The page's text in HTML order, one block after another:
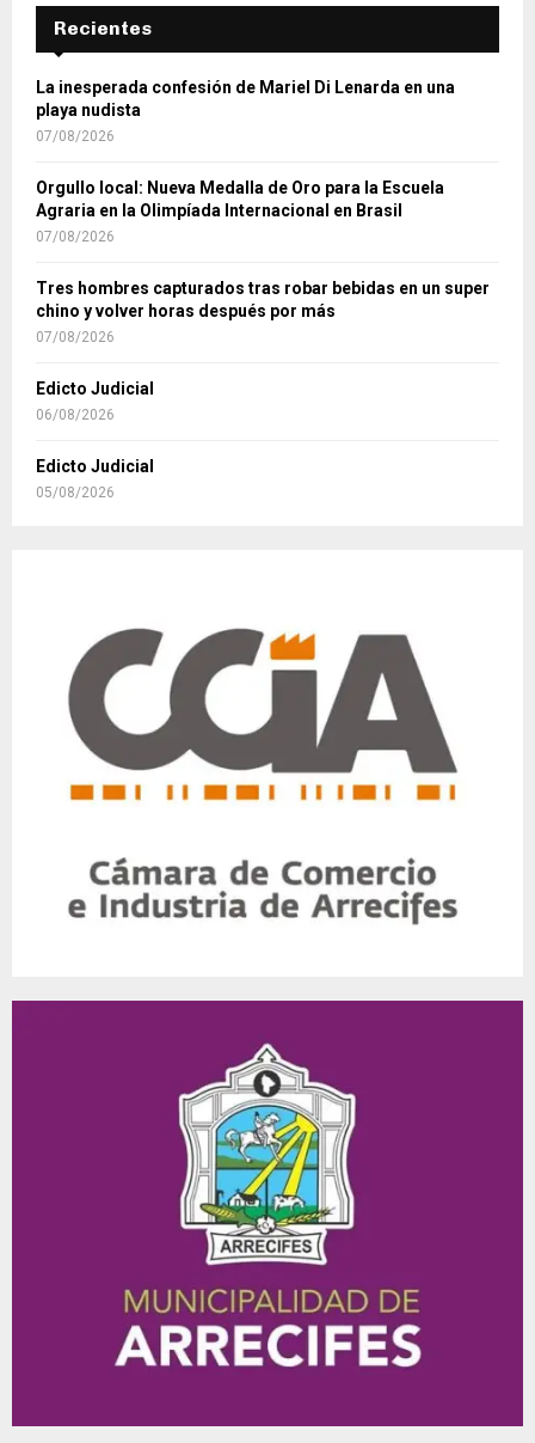
Recientes
La inesperada confesión de Mariel Di Lenarda en una
playa nudista
07/08/2026
Orgullo local: Nueva Medalla de Oro para la Escuela
Agraria en la Olimpíada Internacional en Brasil
07/08/2026
Tres hombres capturados tras robar bebidas en un super
chino y volver horas después por más
07/08/2026
Edicto Judicial
06/08/2026
Edicto Judicial
05/08/2026